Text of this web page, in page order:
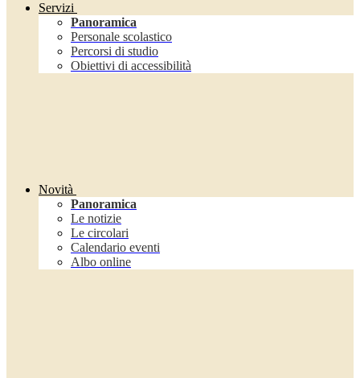
Servizi
Panoramica
Personale scolastico
Percorsi di studio
Obiettivi di accessibilità
Novità
Panoramica
Le notizie
Le circolari
Calendario eventi
Albo online